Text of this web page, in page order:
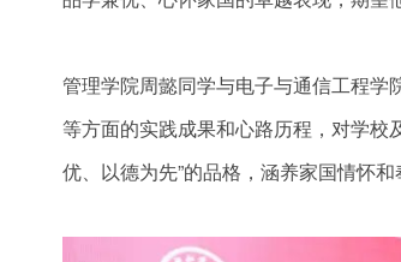
管理学院周懿同学与电子与通信工程
等方面的实践成果和心路历程，对学校
优、以德为先”的品格，涵养家国情怀